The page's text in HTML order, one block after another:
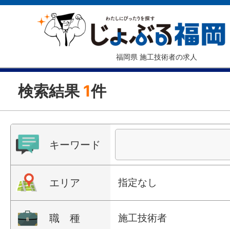
福岡県 施工技術者の求人
検索結果 1件
キーワード
エリア 指定なし
職 種 施工技術者